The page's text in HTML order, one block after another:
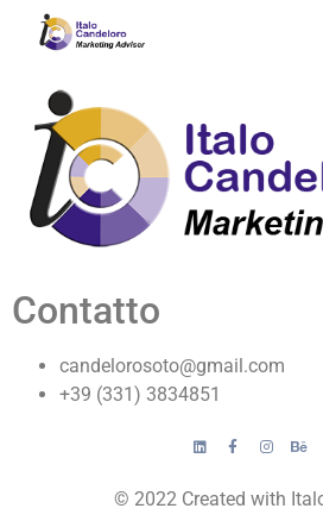
Contatto
candelorosoto@gmail.com
+39 (331) 3834851
© 2022 Created with